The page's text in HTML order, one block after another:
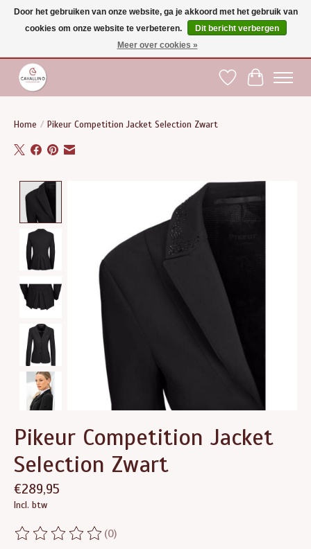
Gratis verzending vanaf €75 binnen BE - vanaf €100 naar EU | Voor 17:00 besteld is
dezelfde dag verzonden | Klantendienst: +32 (0)51 21 27 00 |
Verlanglijst
Home / Pikeur Competition Jacket Selection Zwart
Product image slideshow Items
Pikeur Competition Jacket
Selection Zwart
€289,95
Incl. btw
De beoordeling van dit product is
(0)
Door het gebruiken van onze website, ga je akkoord met het gebruik van
cookies om onze website te verbeteren.
Dit bericht verbergen
Meer over cookies »